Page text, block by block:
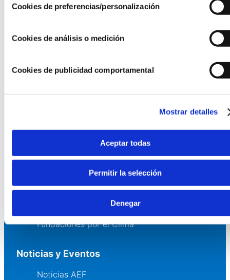
Cookies de preferencias/personalización
Cookies de análisis o medición
Cookies de publicidad comportamental
Mostrar detalles
Aceptar todas
Permitir la selección
Denegar
Canal ético
Convocatoria de Fundaciones
Fundaciones por el Clima
Noticias y Eventos
Noticias AEF